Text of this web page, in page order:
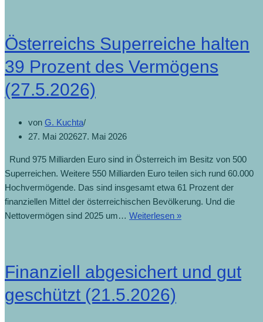
Österreichs Superreiche halten
39 Prozent des Vermögens
(27.5.2026)
von G. Kuchta
27. Mai 202627. Mai 2026
Rund 975 Milliarden Euro sind in Österreich im Besitz von 500
Superreichen. Weitere 550 Milliarden Euro teilen sich rund 60.000
Hochvermögende. Das sind insgesamt etwa 61 Prozent der
finanziellen Mittel der österreichischen Bevölkerung. Und die
Nettovermögen sind 2025 um… Weiterlesen »
Finanziell abgesichert und gut
geschützt (21.5.2026)